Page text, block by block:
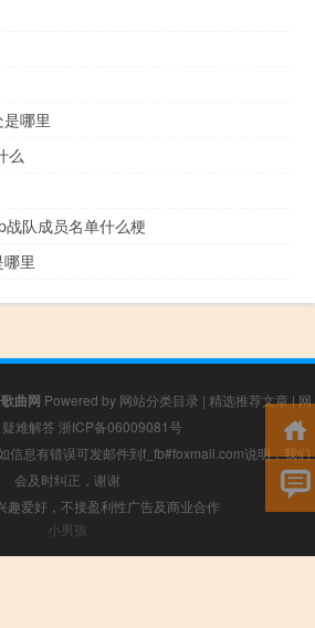
哪里
么
队成员名单什么梗
里
曲网 Powered by 网站分类目录 | 精选推荐文章|网
疑难解答 浙ICP备06009081号
信息有错误可发邮件到f_fb#foxmail.com说明，我们
会及时纠正，谢谢
趣爱好，不接盈利性广告及商业合作
小男孩